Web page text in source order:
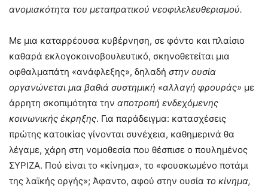
ανομιακότητα του μεταπρατικού νεοφιλελευθερισμού.
Με μια καταρρέουσα κυβέρνηση, σε φόντο και πλαίσιο
καθαρά εκλογοκοινοβουλευτικό, σκηνοθετείται μια
οφθαλμαπάτη «ανάφλεξης», δηλαδή στην ουσία
οργανώνεται μια βαθιά συστημική «αλλαγή φρουράς» με
άρρητη σκοπιμότητα την αποτροπή ενδεχόμενης
κοινωνικής έκρηξης. Για παράδειγμα: κατασχέσεις
πρώτης κατοικίας γίνονται συνέχεια, καθημερινά θα
λέγαμε, χάρη στη νομοθεσία που θέσπισε ο πουλημένος
ΣΥΡΙΖΑ. Πού είναι το «κίνημα», το «φουσκωμένο ποτάμι
της λαϊκής οργής»; Άφαντο, αφού στην ουσία το κίνημα,